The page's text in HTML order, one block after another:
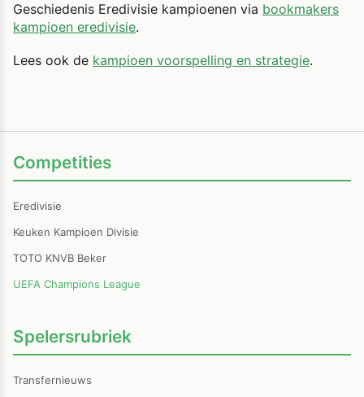
Geschiedenis Eredivisie kampioenen via bookmakers
kampioen eredivisie.
Lees ook de kampioen voorspelling en strategie.
Competities
Eredivisie
Keuken Kampioen Divisie
TOTO KNVB Beker
UEFA Champions League
Spelersrubriek
Transfernieuws